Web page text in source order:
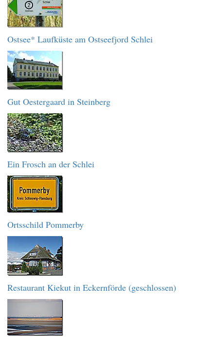
Ostsee* Laufküste am Ostseefjord Schlei
Gut Oestergaard in Steinberg
Ein Frosch an der Schlei
Ortsschild Pommerby
Restaurant Kiekut in Eckernförde (geschlossen)